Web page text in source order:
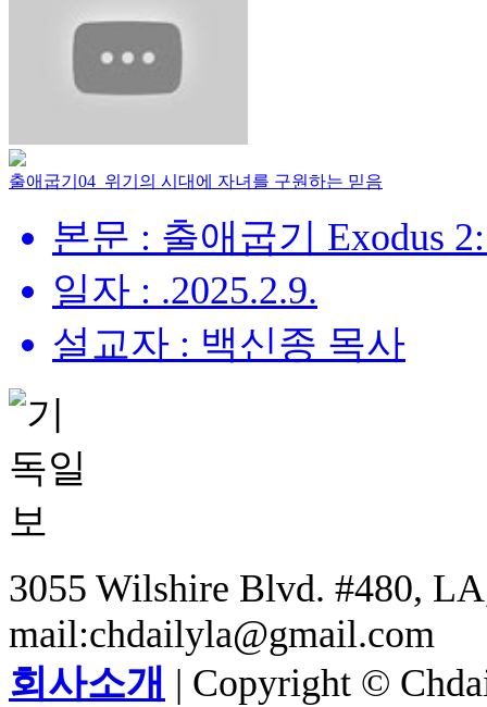
출애굽기04_위기의 시대에 자녀를 구원하는 믿음
본문 : 출애굽기 Exodus
일자 : .2025.2.9.
설교자 : 백신종 목사
3055 Wilshire Blvd. #480,
mail:chdailyla@gmail.com
회사소개 | Copyright ©